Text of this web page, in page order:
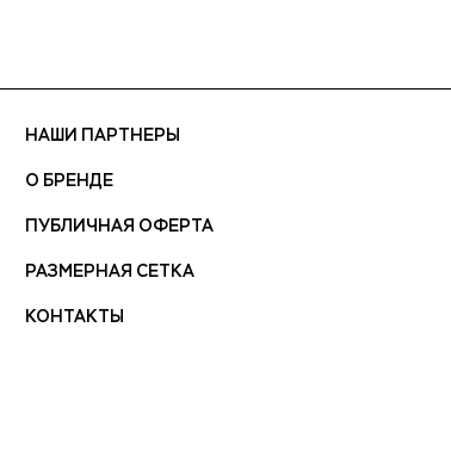
НАШИ ПАРТНЕРЫ
О БРЕНДЕ
ПУБЛИЧНАЯ ОФЕРТА
РАЗМЕРНАЯ СЕТКА
КОНТАКТЫ